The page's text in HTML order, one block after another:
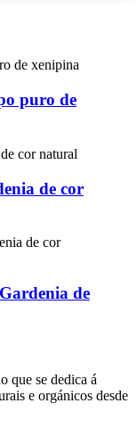
puro de
de cor
de
que se dedica á
e orgánicos desde